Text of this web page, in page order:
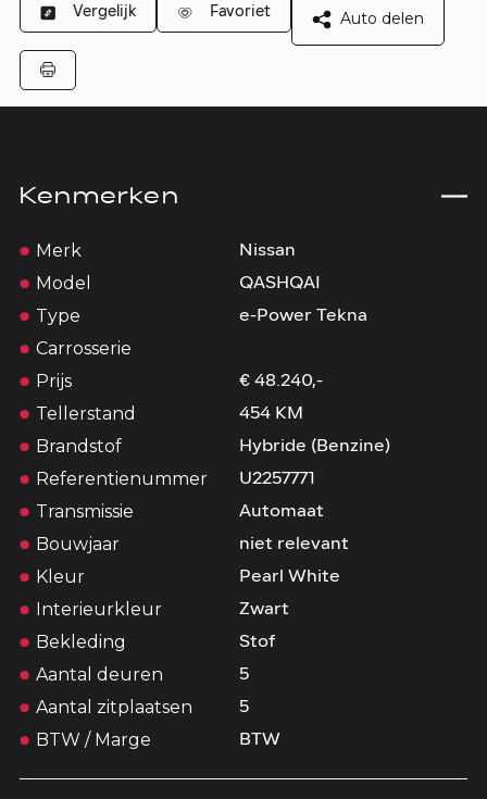
Vergelijk Favoriet Auto delen
Kenmerken
Merk Nissan
Model QASHQAI
Type e-Power Tekna
Carrosserie
Prijs
€ 48.240,-
Tellerstand 454 KM
Brandstof Hybride (Benzine)
Referentienummer U2257771
Transmissie Automaat
Bouwjaar niet relevant
Kleur Pearl White
Interieurkleur Zwart
Bekleding Stof
Aantal deuren 5
Aantal zitplaatsen 5
BTW / Marge BTW